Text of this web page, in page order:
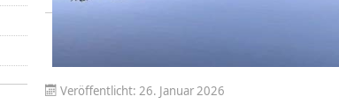
Veröffentlicht: 26. Januar 2026